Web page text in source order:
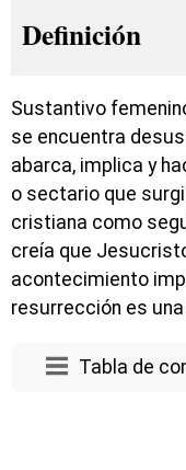
Definición
Sustantivo
se encuentra
abarca, implica y
o sectario que
cristiana como
creía que
acontecimiento
resurrección es
Tabla de